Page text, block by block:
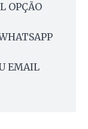
OPÇÃO
EMAIL